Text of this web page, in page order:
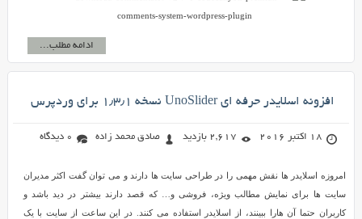
ادامه مطلب...
افزونه اسلایدر حرفه ای UnoSlider نسخه ۱٫۳٫۱ برای وردپرس
18 اکتبر 2016 2,617 بازدید صادق محمد زاده 0 دیدگاه
امروزه اسلایدر ها نقش مهمی را در طراحی سایت ها دارند و می توان گفت اکثر مدیران
سایت ها برای نمایش مطالب ویژه، فروشی و… که قصد دارند بیشتر در دید باشد و
کاربران حتما آن هارا ببینند، از اسلایدر استفاده می کنند. در این ساعت از سایت با یک